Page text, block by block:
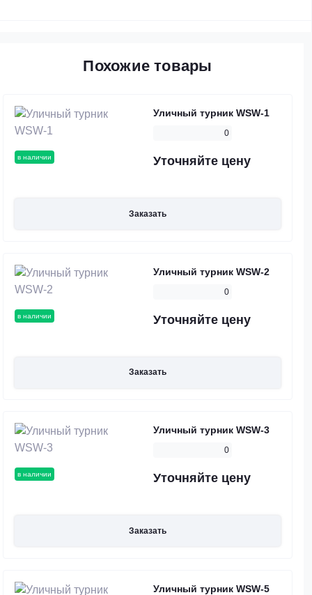
Похожие товары
в наличии
Уличный турник WSW-1
0
Уточняйте цену
Заказать
в наличии
Уличный турник WSW-2
0
Уточняйте цену
Заказать
в наличии
Уличный турник WSW-3
0
Уточняйте цену
Заказать
Уличный турник WSW-5